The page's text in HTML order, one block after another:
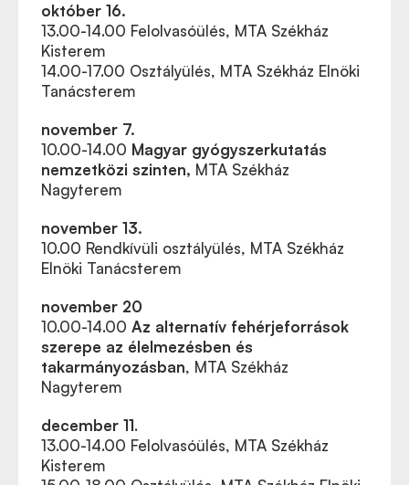
október 16.
13.00-14.00 Felolvasóülés, MTA Székház
Kisterem
14.00-17.00 Osztályülés, MTA Székház Elnöki
Tanácsterem
november 7.
10.00-14.00 Magyar gyógyszerkutatás
nemzetközi szinten, MTA Székház
Nagyterem
november 13.
10.00 Rendkívüli osztályülés, MTA Székház
Elnöki Tanácsterem
november 20
10.00-14.00 Az alternatív fehérjeforrások
szerepe az élelmezésben és
takarmányozásban, MTA Székház
Nagyterem
december 11.
13.00-14.00 Felolvasóülés, MTA Székház
Kisterem